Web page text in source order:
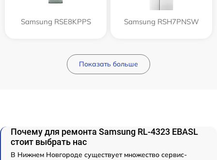
Samsung RSE8KPPS Samsung RSH7PNSW
Показать больше
Почему для ремонта Samsung RL-4323 EBASL
стоит выбрать нас
В Нижнем Новгороде существует множество сервис-